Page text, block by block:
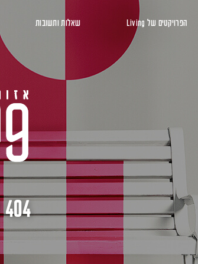
הפרויקטים של Living שאלות ותשובות
404 העמוד לא נמצא